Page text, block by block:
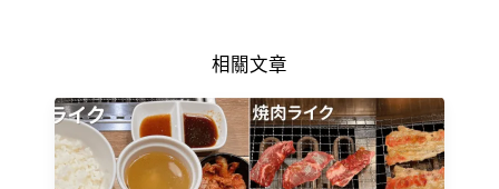
相關文章